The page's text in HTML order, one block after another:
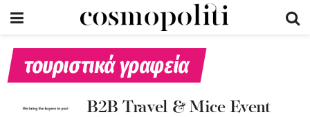
τουριστικά γραφεία
Β2Β Travel & Mice Event